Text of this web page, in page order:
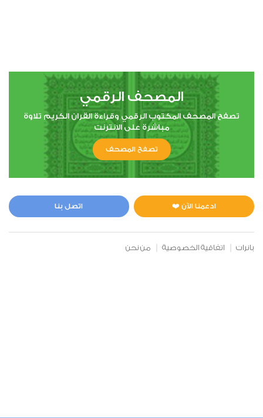
00:00 00:00 المصحف الرقمي
تصفح المصحف المكتوب الرقمي وقراءة القران الكريم تلاوة
مباشرة على الانترنت
تصفح المصحف
ادعمنا الآن ❤️ اتصل بنا
بانرات اتفاقية الخصوصية من نحن